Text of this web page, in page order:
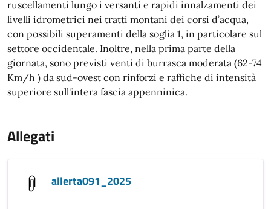
ruscellamenti lungo i versanti e rapidi innalzamenti dei
livelli idrometrici nei tratti montani dei corsi d’acqua,
con possibili superamenti della soglia 1, in particolare sul
settore occidentale. Inoltre, nella prima parte della
giornata, sono previsti venti di burrasca moderata (62-74
Km/h ) da sud-ovest con rinforzi e raffiche di intensità
superiore sull'intera fascia appenninica.
Allegati
allerta091_2025